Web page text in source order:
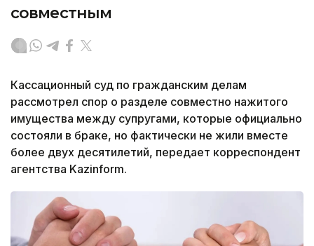
совместным
Кассационный суд по гражданским делам
рассмотрел спор о разделе совместно нажитого
имущества между супругами, которые официально
состояли в браке, но фактически не жили вместе
более двух десятилетий, передает корреспондент
агентства Kazinform.